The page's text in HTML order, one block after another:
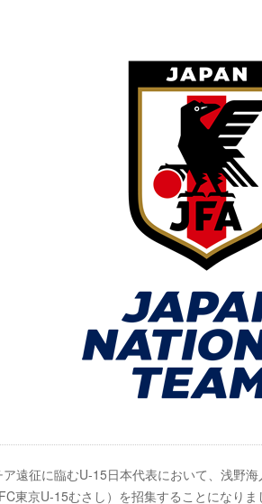
遠征に臨むU-15日本代表において、浅野
東京U-15むさし）を招集することになりま